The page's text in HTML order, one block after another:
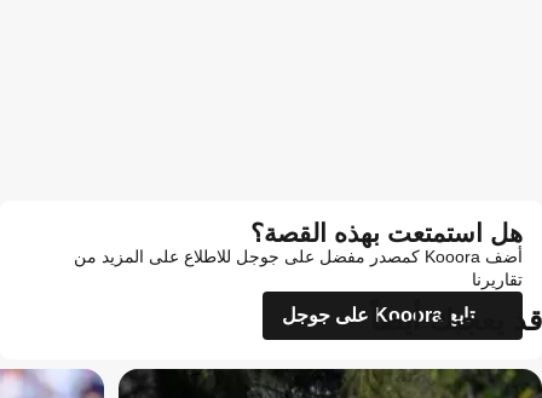
هل استمتعت بهذه القصة؟
أضف Kooora كمصدر مفضل على جوجل للاطلاع على المزيد من
تقاريرنا
تابع Kooora على جوجل
قد يعجبك أيضاً